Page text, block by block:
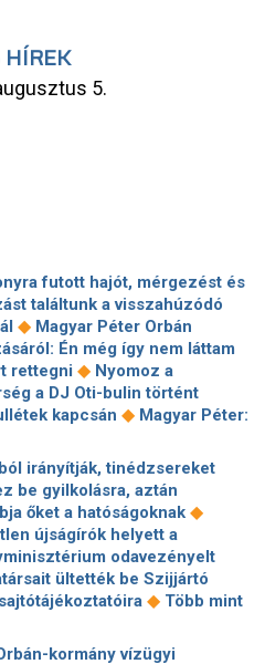
HÍREK
5.
futott hajót, mérgezést és
találtunk a visszahúzódó
◆ Magyar Péter Orbán
Én még így nem láttam
rettegni ◆ Nyomoz a
a DJ Oti-bulin történt
kapcsán ◆ Magyar Péter:
lecserélni a kritikus
élén, de őket is utoléri
◆
Lannert Judit
Novák Katalin egykori
irodáját, ami inkább hotel
◆Lemondóan bólogatott
Balázs, amikor Magyar Péter
kihallgatásáról beszélt ◆
◆Revans néven tért vissza
irányítják, tinédzsereket
be gyilkolásra, aztán
őket a hatóságoknak ◆
újságírók helyett a
odavezényelt
ültették be Szijjártó
◆ Több mint
ebben az Orbán-
kormány vízügyi